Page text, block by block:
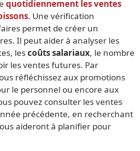
quotidiennement les ventes
. Une vérification
permet de créer un
Il peut aider à analyser les
lescoûts salariaux, le nombre
les ventes futures. Par
réfléchissez aux promotions
le personnel ou encore aux
pouvez consulter les ventes
précédente, en recherchant
aideront à planifier pour